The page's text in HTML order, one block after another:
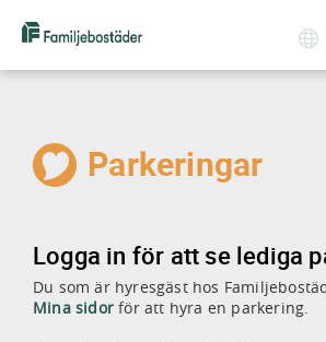
Parkeringar
Logga in för att se lediga
Du som är hyresgäst hos
Mina sidor för att hyra en parkering.